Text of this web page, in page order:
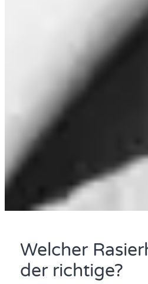
Welcher
der richtige?